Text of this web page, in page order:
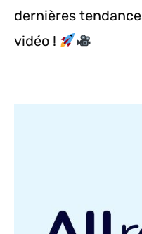
dernières
vidéo !